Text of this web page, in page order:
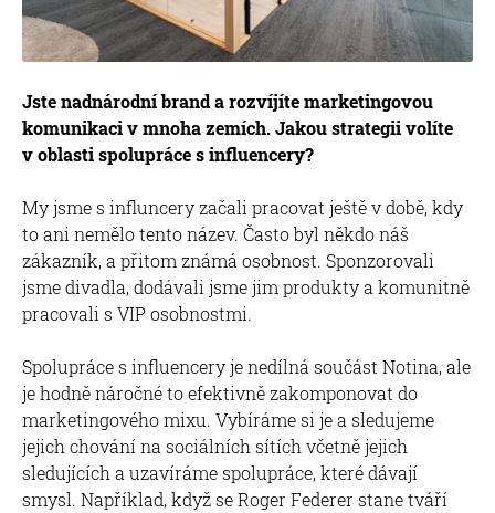
Jste nadnárodní brand a rozvíjíte marketingovou
komunikaci v mnoha zemích. Jakou strategii volíte
v oblasti spolupráce s influencery?
My jsme s influncery začali pracovat ještě v době, kdy
to ani nemělo tento název. Často byl někdo náš
zákazník, a přitom známá osobnost. Sponzorovali
jsme divadla, dodávali jsme jim produkty a komunitně
pracovali s VIP osobnostmi.
Spolupráce s influencery je nedílná součást Notina, ale
je hodně náročné to efektivně zakomponovat do
marketingového mixu. Vybíráme si je a sledujeme
jejich chování na sociálních sítích včetně jejich
sledujících a uzavíráme spolupráce, které dávají
smysl. Například, když se Roger Federer stane tváří